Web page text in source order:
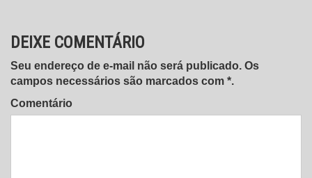
DEIXE COMENTÁRIO
Seu endereço de e-mail não será publicado. Os
campos necessários são marcados com *.
Comentário